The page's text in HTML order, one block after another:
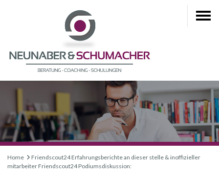
Home
Friendscout24 Erfahrungsberichte an dieser stelle & inoffizieller
mitarbeiter Friendscout24 Podiumsdiskussion: